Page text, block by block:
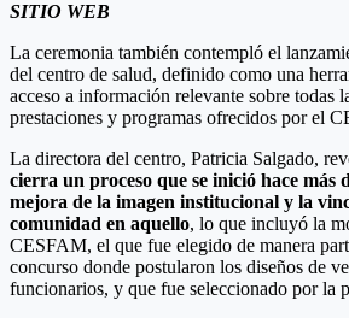
SITIO WEB
La ceremonia también contempló el
del centro de salud, definido como una
acceso a información relevante sobre todas
prestaciones y programas ofrecidos por el
La directora del centro, Patricia Salgado,
cierra un proceso que se inició hace más
mejora de la imagen institucional y la
comunidad en aquello, lo que incluyó la
CESFAM, el que fue elegido de manera
concurso donde postularon los diseños de
funcionarios, y que fue seleccionado por la